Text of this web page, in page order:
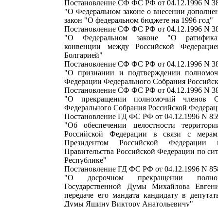
Постановление СФ ФС РФ от 04.12.1996 N
"О Федеральном законе о внесении
закон "О федеральном бюджете на 1996 год"
Постановление СФ ФС РФ от 04.12.1996 N
"О Федеральном законе "О
конвенции между Российской
Болгарией"
Постановление СФ ФС РФ от 04.12.1996 N
"О признании и подтверждении
Федерации Федерального Собрания
Постановление СФ ФС РФ от 04.12.1996 N
"О прекращении полномочий членов
Федерального Собрания Российской
Постановление ГД ФС РФ от 04.12.1996 N
"Об обеспечении целостности
Российской Федерации в связи с
Президентом Российской Федерации
Правительства Российской Федерации по
Республике"
Постановление ГД ФС РФ от 04.12.1996 N
"О досрочном прекращении
Государственной Думы Михайлова
передаче его мандата кандидату в
Думы Яшину Виктору Анатольевичу"